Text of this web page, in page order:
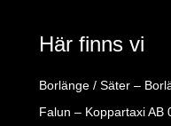
Här finns vi
Borlänge / Säter –
Falun – Koppartaxi AB